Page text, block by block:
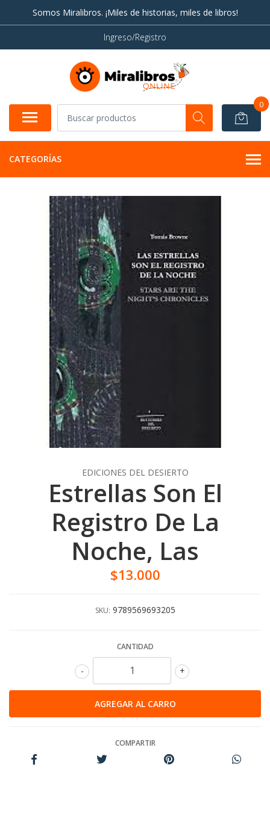
Somos Miralibros. ¡Miles de historias, miles de libros!
Ingreso/Registro
0
CATEGORÍAS
EDICIONES DEL DESIERTO
Estrellas Son El
Registro De La
Noche, Las
$13.000
SKU: 9789569693205
CANTIDAD
+
-
COMPARTIR